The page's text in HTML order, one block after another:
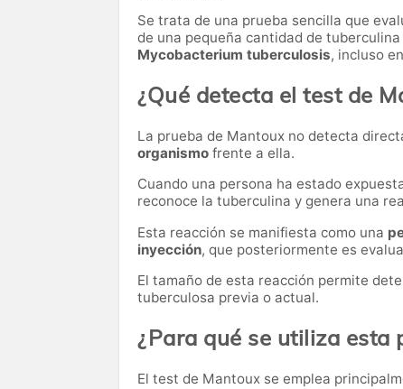
Se trata de una prueba sencilla que
de una pequeña cantidad de
Mycobacterium tuberculosis, incluso
¿Qué detecta el test de
La prueba de Mantoux no detecta
organismo frente a ella.
Cuando una persona ha estado
reconoce la tuberculina y genera una
Esta reacción se manifiesta como una
inyección, que posteriormente es
El tamaño de esta reacción permite
tuberculosa previa o actual.
¿Para qué se utiliza esta
El test de Mantoux se emplea